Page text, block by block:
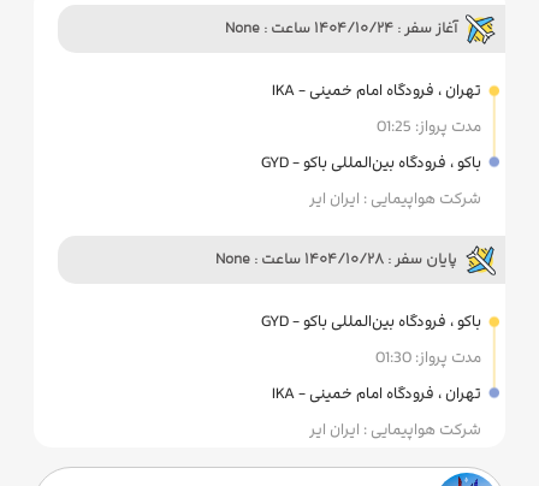
آغاز سفر : 1404/10/24 ساعت : None
تهران ، فرودگاه امام خمینی - IKA
مدت پرواز: 01:25
باکو ، فرودگاه بین‌المللی باکو - GYD
شرکت هواپیمایی : ایران ایر
پایان سفر : 1404/10/28 ساعت : None
باکو ، فرودگاه بین‌المللی باکو - GYD
مدت پرواز: 01:30
تهران ، فرودگاه امام خمینی - IKA
شرکت هواپیمایی : ایران ایر